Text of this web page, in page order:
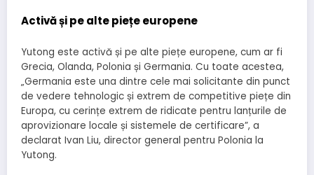
Activă și pe alte piețe europene
Yutong este activă și pe alte piețe europene, cum ar fi
Grecia, Olanda, Polonia și Germania. Cu toate acestea,
„Germania este una dintre cele mai solicitante din punct
de vedere tehnologic și extrem de competitive piețe din
Europa, cu cerințe extrem de ridicate pentru lanțurile de
aprovizionare locale și sistemele de certificare”, a
declarat Ivan Liu, director general pentru Polonia la
Yutong.